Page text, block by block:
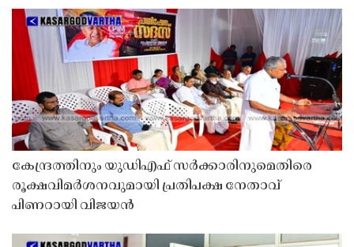
കേന്ദ്രത്തിനും യുഡിഎഫ് സർക്കാരിനുമെതിരെ
രൂക്ഷവിമർശനവുമായി പ്രതിപക്ഷ നേതാവ്
പിണറായി വിജയൻ